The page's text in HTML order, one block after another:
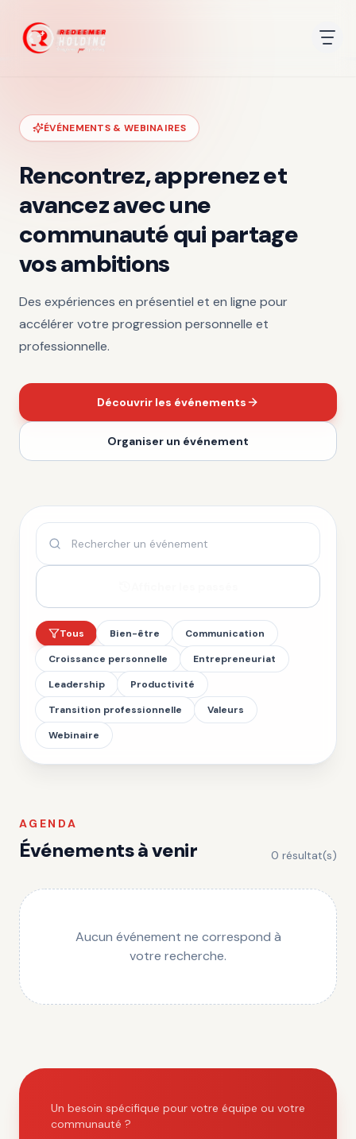
ÉVÉNEMENTS & WEBINAIRES
Rencontrez, apprenez et
avancez avec une
communauté qui partage
vos ambitions
Des expériences en présentiel et en ligne pour
accélérer votre progression personnelle et
professionnelle.
Découvrir les événements
Organiser un événement
Tous Bien-être
Communication
Croissance personnelle
Entrepreneuriat
Leadership
Productivité
Transition professionnelle
Valeurs
Webinaire
AGENDA
Événements à venir 0 résultat(s)
Aucun événement ne correspond à
votre recherche.
Un besoin spécifique pour votre équipe ou votre
communauté ?